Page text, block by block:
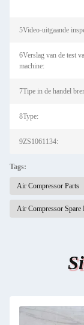
5Video-uitgaande
6Verslag van de test
machine:
7Tipe in de handel
8Type:
9ZS1061134:
Tags:
Air Compressor Parts
Air Compressor Spare